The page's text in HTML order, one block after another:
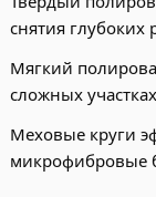
снятия глубоких
Мягкий
сложных
Меховые круги
микрофибровые